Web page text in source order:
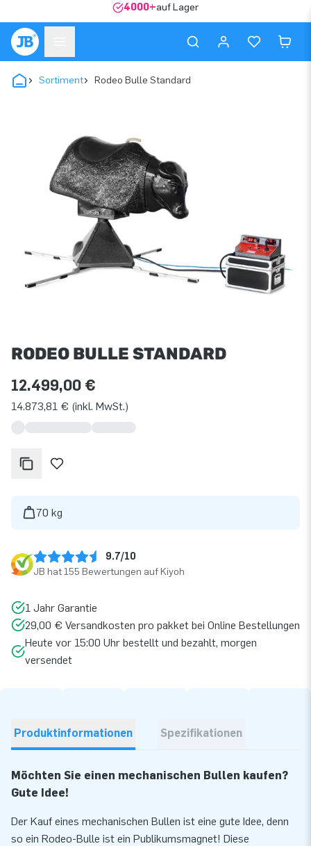
4000+auf Lager
Sortiment Rodeo Bulle Standard
RODEO BULLE STANDARD
12.499,00 €
14.873,81 € (inkl. MwSt.)
70 kg
9.7/10
JB hat 155 Bewertungen auf Kiyoh
1 Jahr Garantie
29,00 € Versandkosten pro pakket bei Online Bestellungen
Heute vor 15:00 Uhr bestellt und bezahlt, morgen
versendet
Produktinformationen Spezifikationen
Möchten Sie einen mechanischen Bullen kaufen?
Gute Idee!
Der Kauf eines mechanischen Bullen ist eine gute Idee, denn
so ein Rodeo-Bulle ist ein Publikumsmagnet! Diese